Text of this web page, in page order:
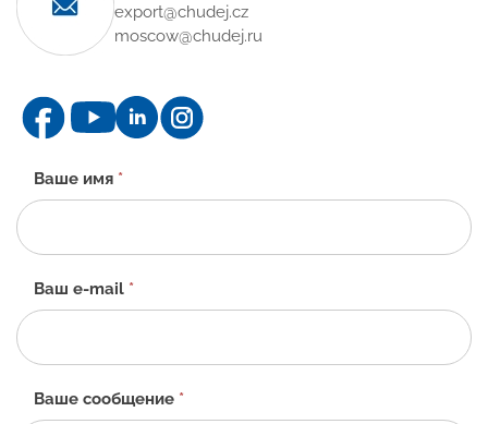
export@chudej.cz
moscow@chudej.ru
Контактная
форма
-
RU
Ваше имя *
Ваш e-mail *
Ваше сообщение *